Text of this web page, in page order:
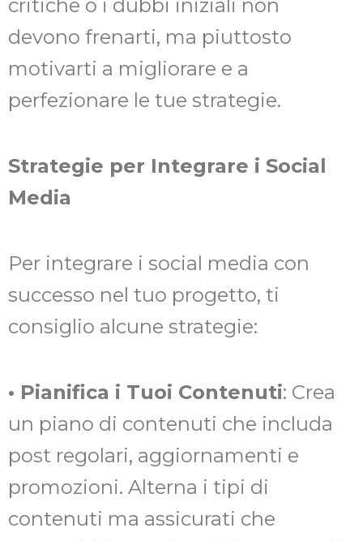
critiche o i dubbi iniziali non
devono frenarti, ma piuttosto
motivarti a migliorare e a
perfezionare le tue strategie.
Strategie per Integrare i Social
Media
Per integrare i social media con
successo nel tuo progetto, ti
consiglio alcune strategie:
• Pianifica i Tuoi Contenuti: Crea
un piano di contenuti che includa
post regolari, aggiornamenti e
promozioni. Alterna i tipi di
contenuti ma assicurati che